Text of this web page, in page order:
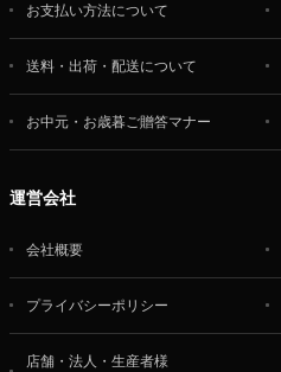
お支払い方法について
送料・出荷・配送について
お中元・お歳暮ご贈答マナー
運営会社
会社概要
プライバシーポリシー
店舗・法人・生産者様